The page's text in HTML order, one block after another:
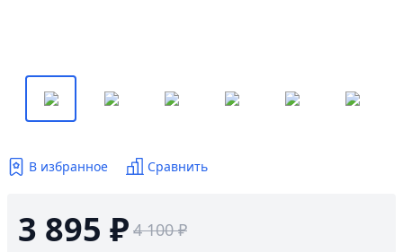
В избранное Сравнить
3 895 ₽ 4 100 ₽